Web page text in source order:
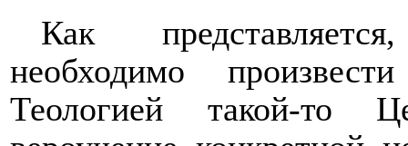
Как
необходимо
Теологией такой-то